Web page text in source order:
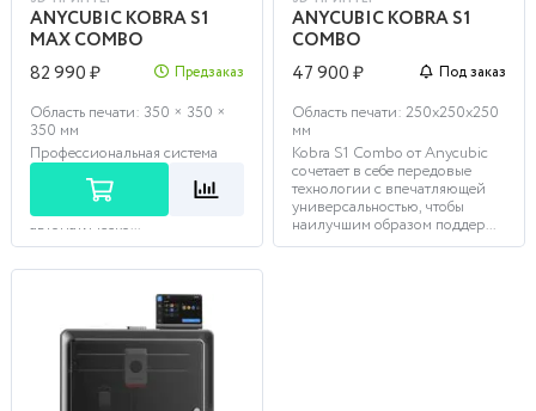
ANYCUBIC KOBRA S1
MAX COMBO
82 990 ₽
Предзаказ
Область печати: 350 × 350 ×
350 мм
Профессиональная система
для 16-цветной 3D-печати
крупногабаритных моделей с
объёмом 350×350×350 мм и
автоматическо...
ANYCUBIC KOBRA S1
COMBO
47 900 ₽
Под заказ
Область печати: 250х250х250
мм
Kobra S1 Combo от Anycubic
сочетает в себе передовые
технологии с впечатляющей
универсальностью, чтобы
наилучшим образом поддер...